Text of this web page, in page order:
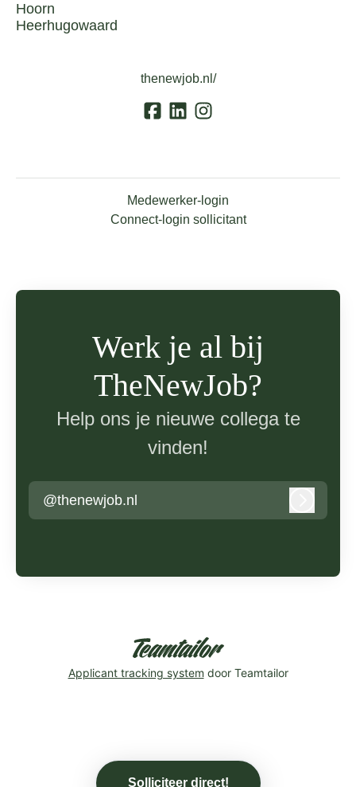
Solliciteer direct!
Hoorn
Heerhugowaard
thenewjob.nl/
Medewerker-login
Connect-login sollicitant
Werk je al bij
TheNewJob?
Help ons je nieuwe collega te
vinden!
@thenewjob.nl
Applicant tracking system door Teamtailor